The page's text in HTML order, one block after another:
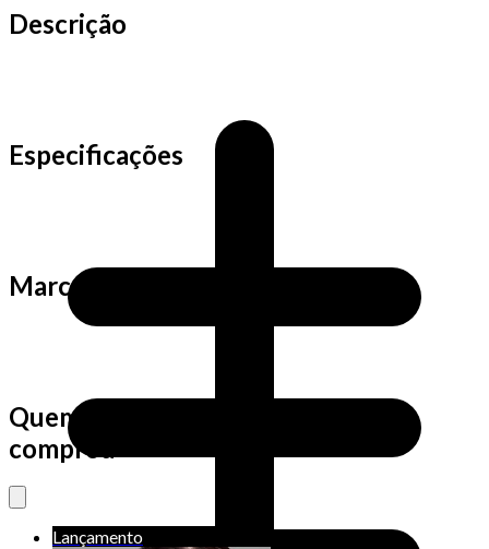
Descrição
Especificações
Marca
Quem viu este produto também
comprou